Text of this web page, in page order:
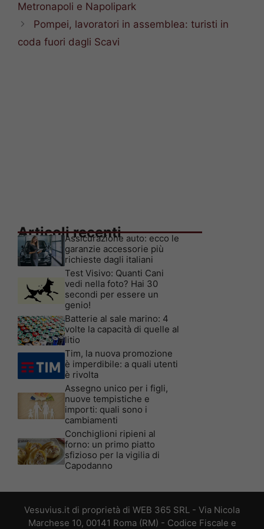
Metronapoli e Napolipark
Pompei, lavoratori in assemblea: turisti in
coda fuori dagli Scavi
Articoli recenti
Assicurazione auto: ecco le
garanzie accessorie più
richieste dagli italiani
Test Visivo: Quanti Cani
vedi nella foto? Hai 30
secondi per essere un
genio!
Batterie al sale marino: 4
volte la capacità di quelle al
litio
Tim, la nuova promozione
è imperdibile: a quali utenti
è rivolta
Assegno unico per i figli,
nuove tempistiche e
importi: quali sono i
cambiamenti
Conchiglioni ripieni al
forno: un primo piatto
sfizioso per la vigilia di
Capodanno
Vesuvius.it di proprietà di WEB 365 SRL - Via Nicola
Marchese 10, 00141 Roma (RM) - Codice Fiscale e